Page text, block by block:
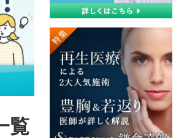
覧